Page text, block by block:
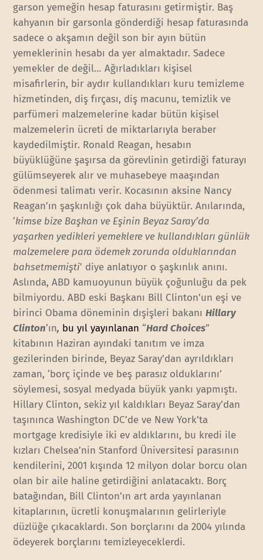
garson yemeğin hesap faturasını getirmiştir. Baş
kahyanın bir garsonla gönderdiği hesap faturasında
sadece o akşamın değil son bir ayın bütün
yemeklerinin hesabı da yer almaktadır. Sadece
yemekler de değil… Ağırladıkları kişisel
misafirlerin, bir aydır kullandıkları kuru temizleme
hizmetinden, diş fırçası, diş macunu, temizlik ve
parfümeri malzemelerine kadar bütün kişisel
malzemelerin ücreti de miktarlarıyla beraber
kaydedilmiştir. Ronald Reagan, hesabın
büyüklüğüne şaşırsa da görevlinin getirdiği faturayı
gülümseyerek alır ve muhasebeye maaşından
ödenmesi talimatı verir. Kocasının aksine Nancy
Reagan’ın şaşkınlığı çok daha büyüktür. Anılarında,
‘kimse bize Başkan ve Eşinin Beyaz Saray’da
yaşarken yedikleri yemeklere ve kullandıkları günlük
malzemelere para ödemek zorunda olduklarından
bahsetmemişti’ diye anlatıyor o şaşkınlık anını.
Aslında, ABD kamuoyunun büyük çoğunluğu da pek
bilmiyordu. ABD eski Başkanı Bill Clinton’un eşi ve
birinci Obama döneminin dışişleri bakanıHillary
Clinton‘ın, bu yıl yayınlanan “Hard Choices”
kitabının Haziran ayındaki tanıtım ve imza
gezilerinden birinde, Beyaz Saray’dan ayrıldıkları
zaman, ‘borç içinde ve beş parasız olduklarını’
söylemesi, sosyal medyada büyük yankı yapmıştı.
Hillary Clinton, sekiz yıl kaldıkları Beyaz Saray’dan
taşınınca Washington DC’de ve New York’ta
mortgage kredisiyle iki ev aldıklarını, bu kredi ile
kızları Chelsea’nin Stanford Üniversitesi parasının
kendilerini, 2001 kışında 12 milyon dolar borcu olan
olan bir aile haline getirdiğini anlatacaktı. Borç
batağından, Bill Clinton’ın art arda yayınlanan
kitaplarının, ücretli konuşmalarının gelirleriyle
düzlüğe çıkacaklardı. Son borçlarını da 2004 yılında
ödeyerek borçlarını temizleyeceklerdi.